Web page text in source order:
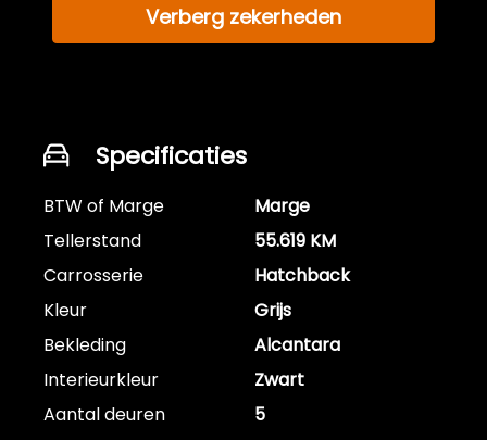
Verberg zekerheden
Specificaties
BTW of Marge
Marge
Tellerstand
55.619 KM
Carrosserie
Hatchback
Kleur
Grijs
Bekleding
Alcantara
Interieurkleur
Zwart
Aantal deuren
5